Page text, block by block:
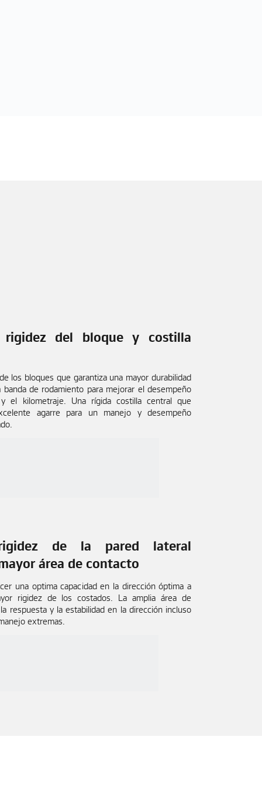
rigidez del bloque y costilla
los bloques que garantiza una mayor durabilidad
de rodamiento para mejorar el desempeño
el kilometraje. Una rígida costilla central que
agarre para un manejo y desempeño
de la pared lateral
área de contacto
una optima capacidad en la dirección óptima a
rigidez de los costados. La amplia área de
respuesta y la estabilidad en la dirección incluso
extremas.